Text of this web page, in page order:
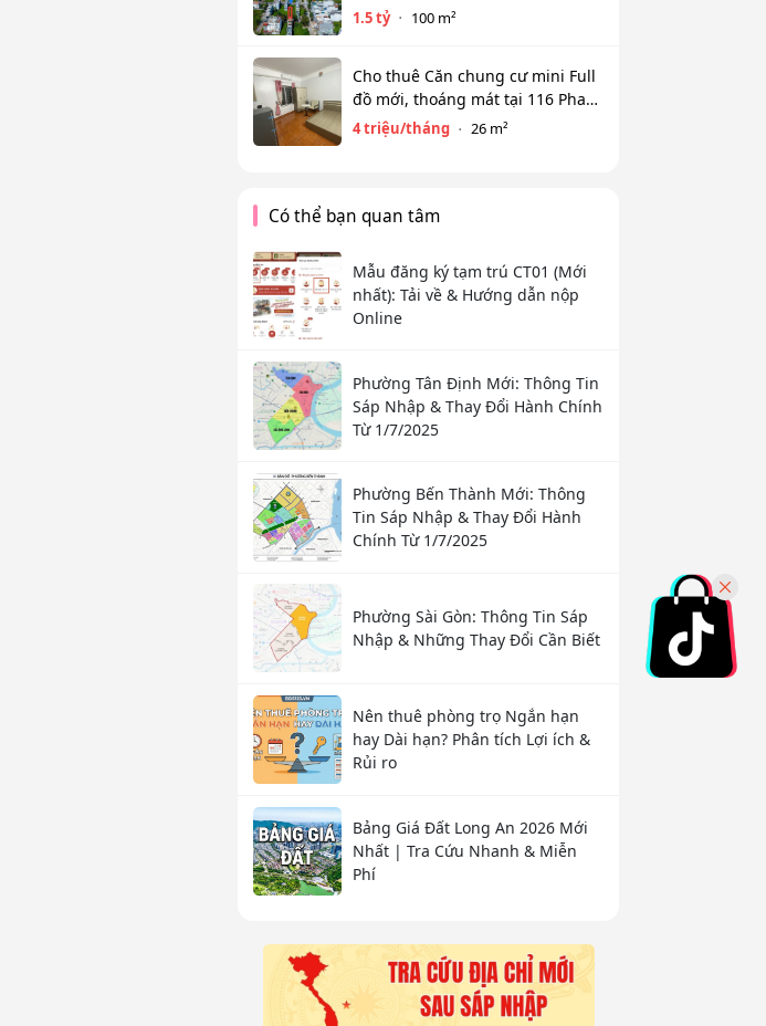
1.5 tỷ 100 m²
Cho thuê Căn chung cư mini Full
đồ mới, thoáng mát tại 116 Phan
Kế Bính, Ba Đình. Chỉ 4 tr
4 triệu/tháng 26 m²
Có thể bạn quan tâm
Mẫu đăng ký tạm trú CT01 (Mới
nhất): Tải về & Hướng dẫn nộp
Online
Phường Tân Định Mới: Thông Tin
Sáp Nhập & Thay Đổi Hành Chính
Từ 1/7/2025
Phường Bến Thành Mới: Thông
Tin Sáp Nhập & Thay Đổi Hành
Chính Từ 1/7/2025
Phường Sài Gòn: Thông Tin Sáp
Nhập & Những Thay Đổi Cần Biết
Nên thuê phòng trọ Ngắn hạn
hay Dài hạn? Phân tích Lợi ích &
Rủi ro
Bảng Giá Đất Long An 2026 Mới
Nhất | Tra Cứu Nhanh & Miễn
Phí